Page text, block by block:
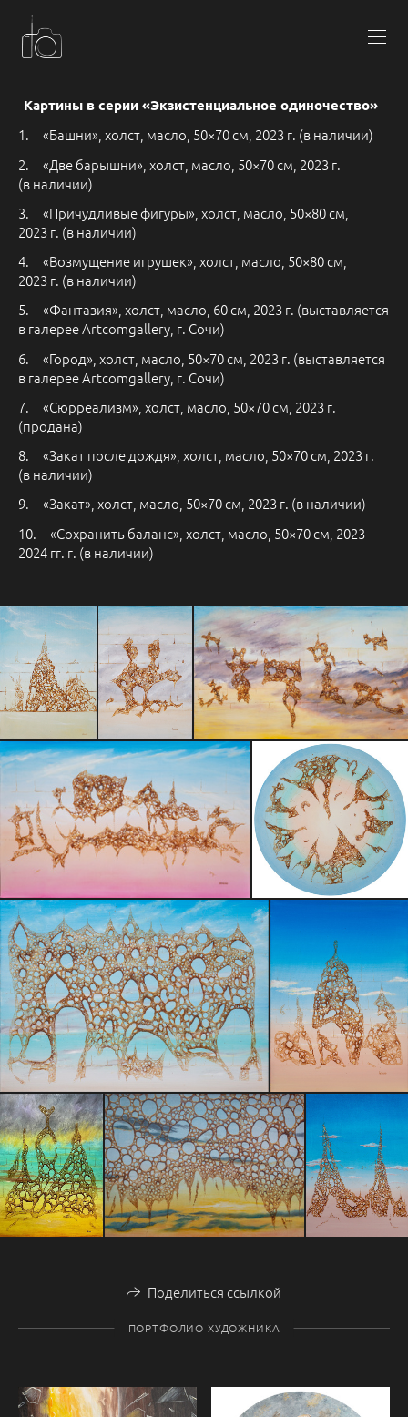
Картины в серии «Экзистенциальное одиночество»
1. «Башни», холст, масло, 50×70 см, 2023 г. (в наличии)
2. «Две барышни», холст, масло, 50×70 см, 2023 г.
(в наличии)
3. «Причудливые фигуры», холст, масло, 50×80 см,
2023 г. (в наличии)
4. «Возмущение игрушек», холст, масло, 50×80 см,
2023 г. (в наличии)
5. «Фантазия», холст, масло, 60 см, 2023 г. (выставляется
в галерее Artcomgallery, г. Сочи)
6. «Город», холст, масло, 50×70 см, 2023 г. (выставляется
в галерее Artcomgallery, г. Сочи)
7. «Сюрреализм», холст, масло, 50×70 см, 2023 г.
(продана)
8. «Закат после дождя», холст, масло, 50×70 см, 2023 г.
(в наличии)
9. «Закат», холст, масло, 50×70 см, 2023 г. (в наличии)
10. «Сохранить баланс», холст, масло, 50×70 см, 2023–
2024 гг. г. (в наличии)
Поделиться ссылкой
ПОРТФОЛИО ХУДОЖНИКА